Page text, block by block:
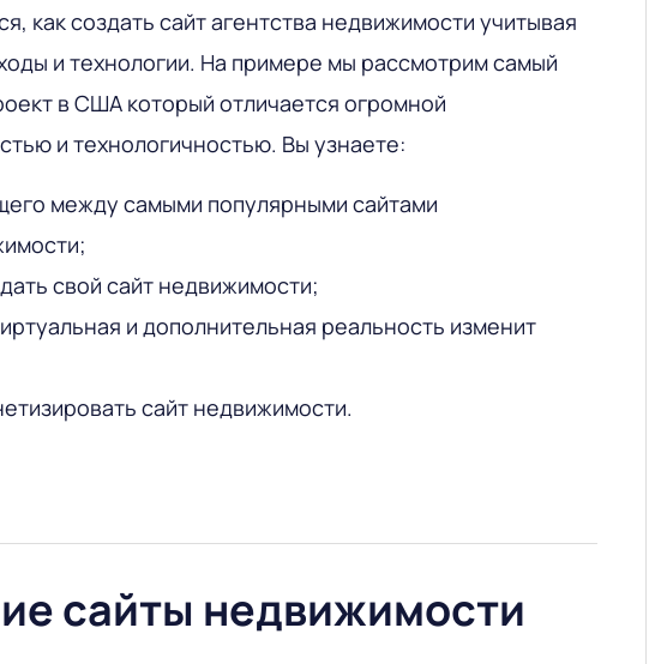
как создать сайт агентства недвижимости учитывая
и технологии. На примере мы рассмотрим самый
в США который отличается огромной
и технологичностью. Вы узнаете:
между самыми популярными сайтами
свой сайт недвижимости;
и дополнительная реальность изменит
сайт недвижимости.
сайты недвижимости